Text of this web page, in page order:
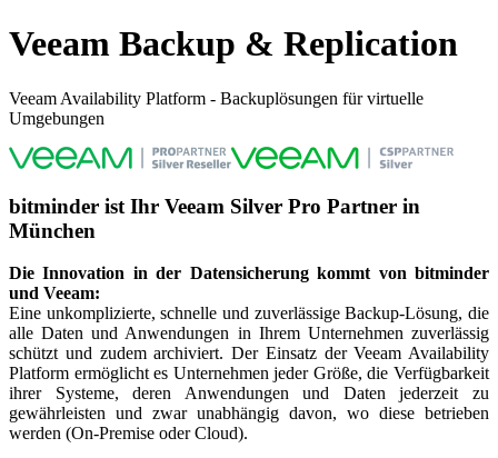
Veeam Backup & Replication
Veeam Availability Platform - Backuplösungen für virtuelle
Umgebungen
bitminder ist Ihr Veeam Silver Pro Partner in
München
Die Innovation in der Datensicherung kommt von bitminder
und Veeam:
Eine unkomplizierte, schnelle und zuverlässige Backup-Lösung, die
alle Daten und Anwendungen in Ihrem Unternehmen zuverlässig
schützt und zudem archiviert. Der Einsatz der Veeam Availability
Platform ermöglicht es Unternehmen jeder Größe, die Verfügbarkeit
ihrer Systeme, deren Anwendungen und Daten jederzeit zu
gewährleisten und zwar unabhängig davon, wo diese betrieben
werden (On-Premise oder Cloud).